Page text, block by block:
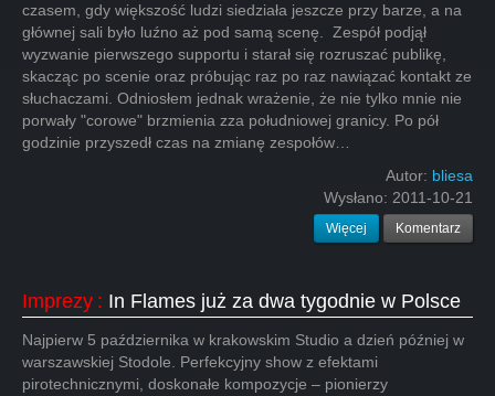
czasem, gdy większość ludzi siedziała jeszcze przy barze, a na
głównej sali było luźno aż pod samą scenę. Zespół podjął
wyzwanie pierwszego supportu i starał się rozruszać publikę,
skacząc po scenie oraz próbując raz po raz nawiązać kontakt ze
słuchaczami. Odniosłem jednak wrażenie, że nie tylko mnie nie
porwały "corowe" brzmienia zza południowej granicy. Po pół
godzinie przyszedł czas na zmianę zespołów…
Autor: bliesa
Wysłano: 2011-10-21
Więcej Komentarz
Imprezy : In Flames już za dwa tygodnie w Polsce
Najpierw 5 października w krakowskim Studio a dzień później w
warszawskiej Stodole. Perfekcyjny show z efektami
pirotechnicznymi, doskonałe kompozycje – pionierzy